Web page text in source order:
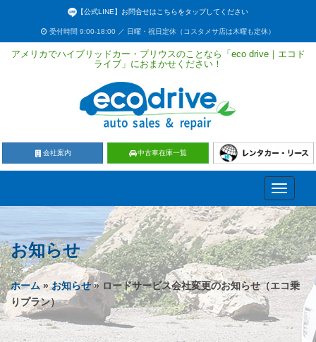
【公式LINE】お問合せはこちらをタップしてください
受付時間 9:00-18:00 ／ 日曜・祝日定休（コスタメサ店は木曜も定休）
アメリカでハイブリッドカー・プリウスのことなら「eco drive｜エコド
ライブ」におまかせください！
会社案内 中古車在庫一覧
Toggle
お知らせ
ホーム»お知らせ» ロードサービス会社変更のお知らせ（エコ乗
りプラン）